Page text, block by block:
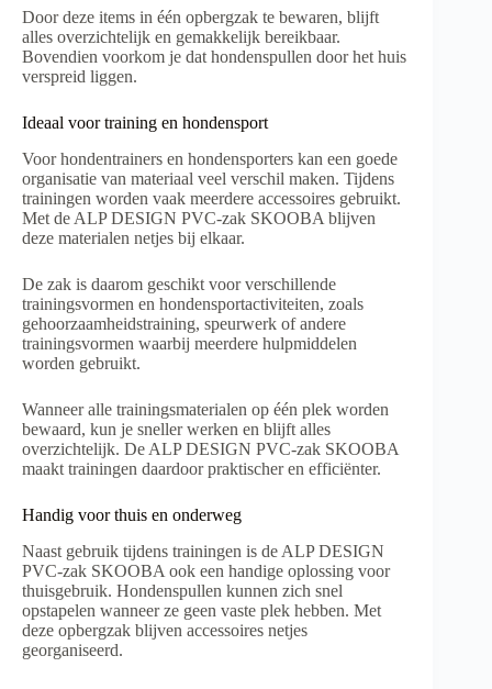
Door deze items in één opbergzak te bewaren, blijft
alles overzichtelijk en gemakkelijk bereikbaar.
Bovendien voorkom je dat hondenspullen door het huis
verspreid liggen.
Ideaal voor training en hondensport
Voor hondentrainers en hondensporters kan een goede
organisatie van materiaal veel verschil maken. Tijdens
trainingen worden vaak meerdere accessoires gebruikt.
Met de ALP DESIGN PVC-zak SKOOBA blijven
deze materialen netjes bij elkaar.
De zak is daarom geschikt voor verschillende
trainingsvormen en hondensportactiviteiten, zoals
gehoorzaamheidstraining, speurwerk of andere
trainingsvormen waarbij meerdere hulpmiddelen
worden gebruikt.
Wanneer alle trainingsmaterialen op één plek worden
bewaard, kun je sneller werken en blijft alles
overzichtelijk. De ALP DESIGN PVC-zak SKOOBA
maakt trainingen daardoor praktischer en efficiënter.
Handig voor thuis en onderweg
Naast gebruik tijdens trainingen is de ALP DESIGN
PVC-zak SKOOBA ook een handige oplossing voor
thuisgebruik. Hondenspullen kunnen zich snel
opstapelen wanneer ze geen vaste plek hebben. Met
deze opbergzak blijven accessoires netjes
georganiseerd.